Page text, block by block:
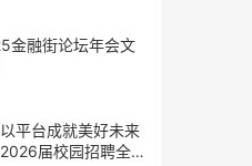
金融街论坛年会文
平台成就美好未来
届校园招聘全